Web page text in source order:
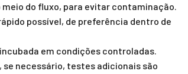
do fluxo, para evitar contaminação.
possível, de preferência dentro de
em condições controladas.
se necessário, testes adicionais são